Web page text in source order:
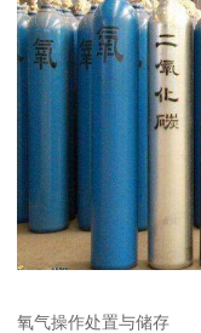
氧气操作处置与储存